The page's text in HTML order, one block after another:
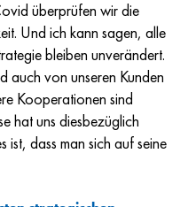
überprüfen wir die
Und ich kann sagen, alle
bleiben unverändert.
auch von unseren Kunden
Kooperationen sind
hat uns diesbezüglich
ist, dass man sich auf seine